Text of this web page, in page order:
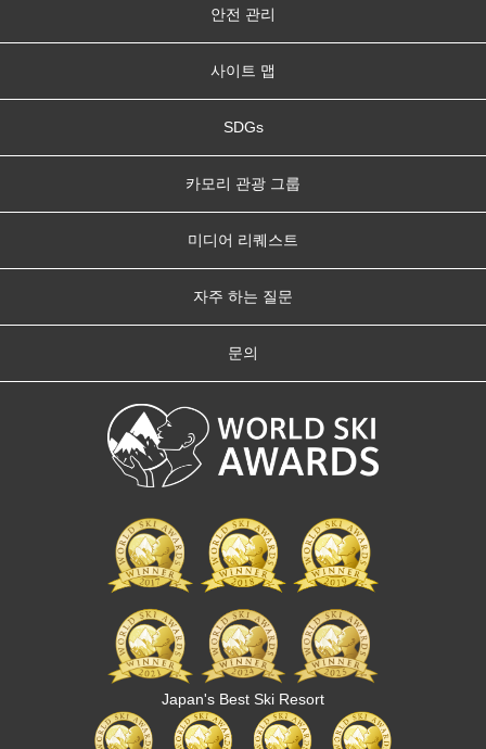
Japan's Best Ski Resort
안전 관리
사이트 맵
SDGs
카모리 관광 그룹
미디어 리퀘스트
자주 하는 질문
문의